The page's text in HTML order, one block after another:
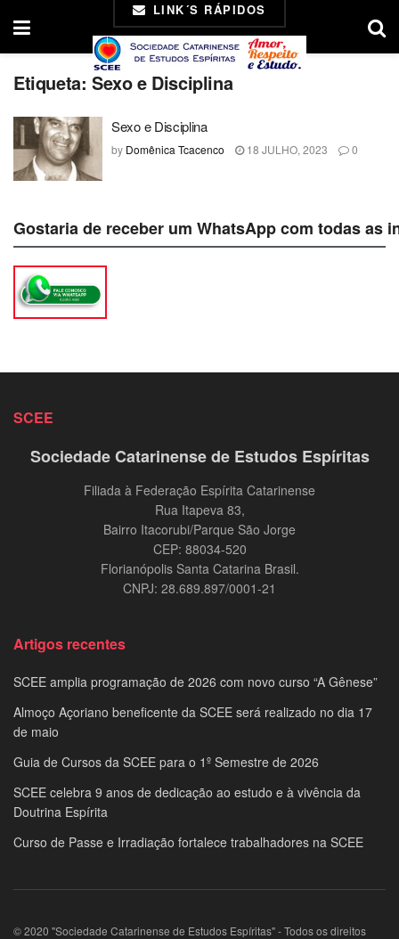
LINK´S RÁPIDOS
Etiqueta: Sexo e Disciplina
Sexo e Disciplina
by Domênica Tcacenco 18 JULHO, 2023 0
Gostaria de receber um WhatsApp com todas
SCEE
Sociedade Catarinense de Estudos Espíritas
Filiada à Federação Espírita Catarinense
Rua Itapeva 83,
Bairro Itacorubi/Parque São Jorge
CEP: 88034-520
Florianópolis Santa Catarina Brasil.
CNPJ: 28.689.897/0001-21
Artigos recentes
SCEE amplia programação de 2026 com novo curso “A Gênese”
Almoço Açoriano beneficente da SCEE será realizado no dia 17
de maio
Guia de Cursos da SCEE para o 1º Semestre de 2026
SCEE celebra 9 anos de dedicação ao estudo e à vivência da
Doutrina Espírita
Curso de Passe e Irradiação fortalece trabalhadores na SCEE
© 2020 "Sociedade Catarinense de Estudos Espíritas" - Todos os direitos